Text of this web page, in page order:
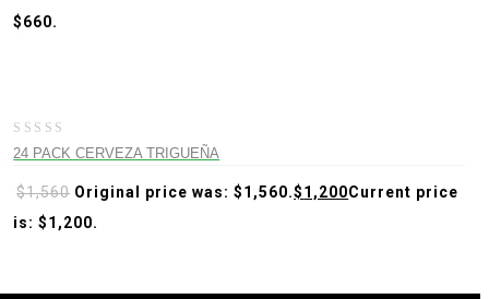
$660.
0
of
24 PACK CERVEZA TRIGUEÑA
$1,560 Original price was: $1,560.$1,200Current price
is: $1,200.